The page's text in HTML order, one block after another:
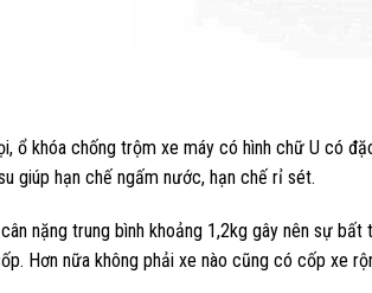
ổ khóa chống trộm xe máy có hình chữ U có
giúp hạn chế ngấm nước, hạn chế rỉ sét.
nặng trung bình khoảng 1,2kg gây nên sự
Hơn nữa không phải xe nào cũng có cốp xe